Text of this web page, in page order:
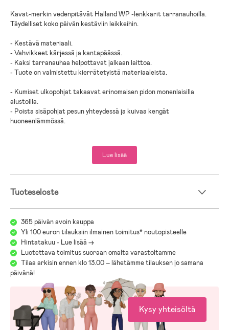
Kavat-merkin vedenpitävät Halland WP -lenkkarit tarranauhoilla.
Täydelliset koko päivän kestäviin leikkeihin.
- Kestävä materiaali.
- Vahvikkeet kärjessä ja kantapäässä.
- Kaksi tarranauhaa helpottavat jalkaan laittoa.
- Tuote on valmistettu kierrätetyistä materiaaleista.
- Kumiset ulkopohjat takaavat erinomaisen pidon monenlaisilla
alustoilla.
- Poista sisäpohjat pesun yhteydessä ja kuivaa kengät
huoneenlämmössä.
Lue lisää
Tuoteseloste
365 päivän avoin kauppa
Yli 100 euron tilauksiin ilmainen toimitus* noutopisteelle
Hintatakuu - Lue lisää ->
Luotettava toimitus suoraan omalta varastoltamme
Tilaa arkisin ennen klo 13.00 – lähetämme tilauksen jo samana
päivänä!
Kysy yhteisöltä